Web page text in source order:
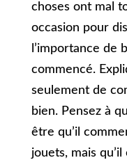
choses ont mal
occasion pour
l’importance de
commencé.
seulement de
bien. Pensez à
être qu’il
jouets, mais